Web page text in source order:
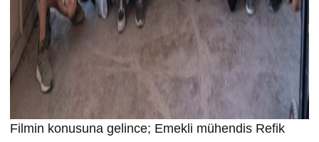
Filmin konusuna gelince; Emekli mühendis Refik